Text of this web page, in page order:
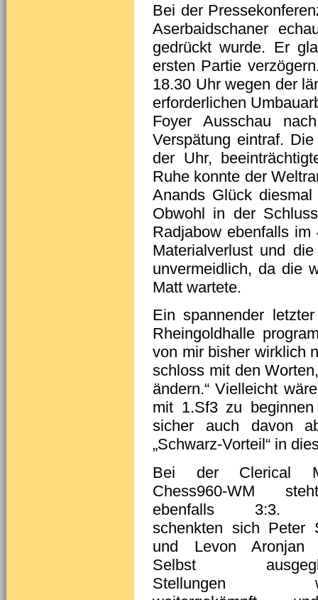
Bei der
Aserbaidschaner
gedrückt wurde. Er
ersten Partie
18.30 Uhr wegen der
erforderlichen
Foyer Ausschau
Verspätung eintraf.
der Uhr,
Ruhe konnte der
Anands Glück
Obwohl in der
Radjabow ebenfalls
Materialverlust und
unvermeidlich, da die
Matt wartete.
Ein spannender
Rheingoldhalle
von mir bisher wirklich
schloss mit den
ändern.“ Vielleicht
mit 1.Sf3 zu
sicher auch davon
„Schwarz-Vorteil“ in
Bei der Clerical
Chess960-WM
ebenfalls 3:3.
schenkten sich Peter
und Levon Aronjan
Selbst
Stellungen